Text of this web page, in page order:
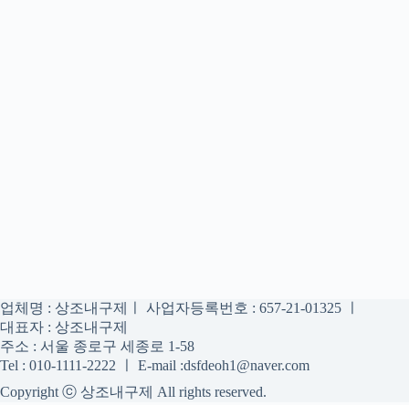
업체명 : 상조내구제ㅣ 사업자등록번호 : 657-21-01325 ㅣ
대표자 : 상조내구제
주소 : 서울 종로구 세종로 1-58
Tel : 010-1111-2222 ㅣ E-mail :dsfdeoh1@naver.com
Copyright ⓒ 상조내구제 All rights reserved.